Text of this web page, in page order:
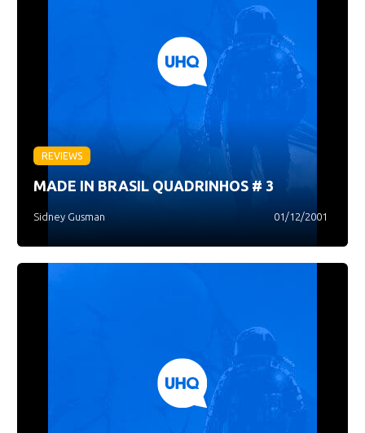
REVIEWS
MADE IN BRASIL QUADRINHOS # 3
Sidney Gusman 01/12/2001